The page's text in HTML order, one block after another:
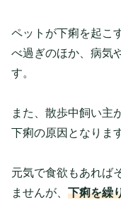
ペットが下痢を起こ
べ過ぎのほか、病気
す。
また、散歩中飼い主
下痢の原因となりま
元気で食欲もあれば
ませんが、 下痢を繰